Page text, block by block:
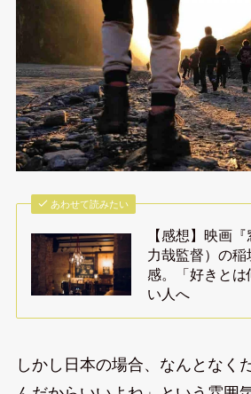
あわせて読みたい
【感想】映画
力哉監督）の
感。「好きと
い人へ
しかし日本の場合、なんとなく